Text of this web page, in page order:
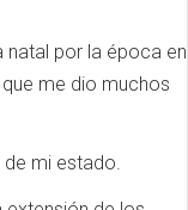
natal por la época en
me dio muchos
mi estado.